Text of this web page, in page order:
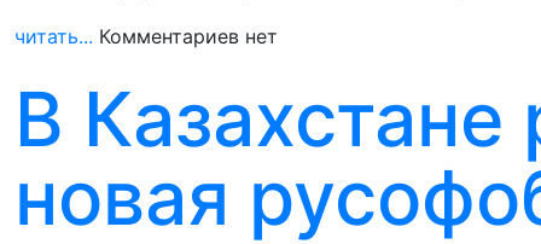
читать... Комментариев нет
В Казахстане
новая